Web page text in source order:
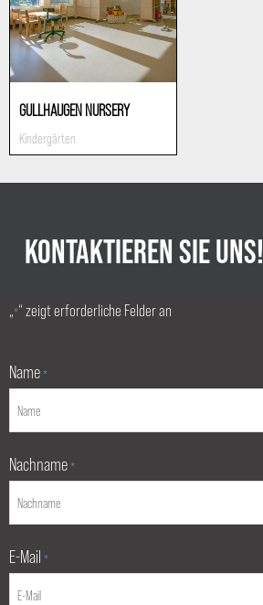
GULLHAUGEN NURSERY
Kindergärten
KONTAKTIEREN SIE UNS!
„*“ zeigt erforderliche Felder an
Name *
Nachname *
E-Mail *